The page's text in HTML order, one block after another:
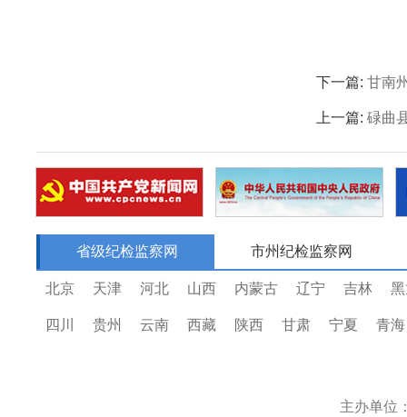
下一篇: 甘南
上一篇: 碌曲
省级纪检监察网 市州纪检监察网
北京 天津 河北 山西 内蒙古 辽宁 吉林
四川 贵州 云南 西藏 陕西 甘肃 宁夏 青海
主办单位